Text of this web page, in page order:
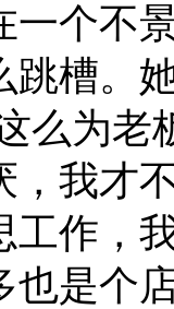
一个不
跳槽。
么为老
，我才
工作，
也是个